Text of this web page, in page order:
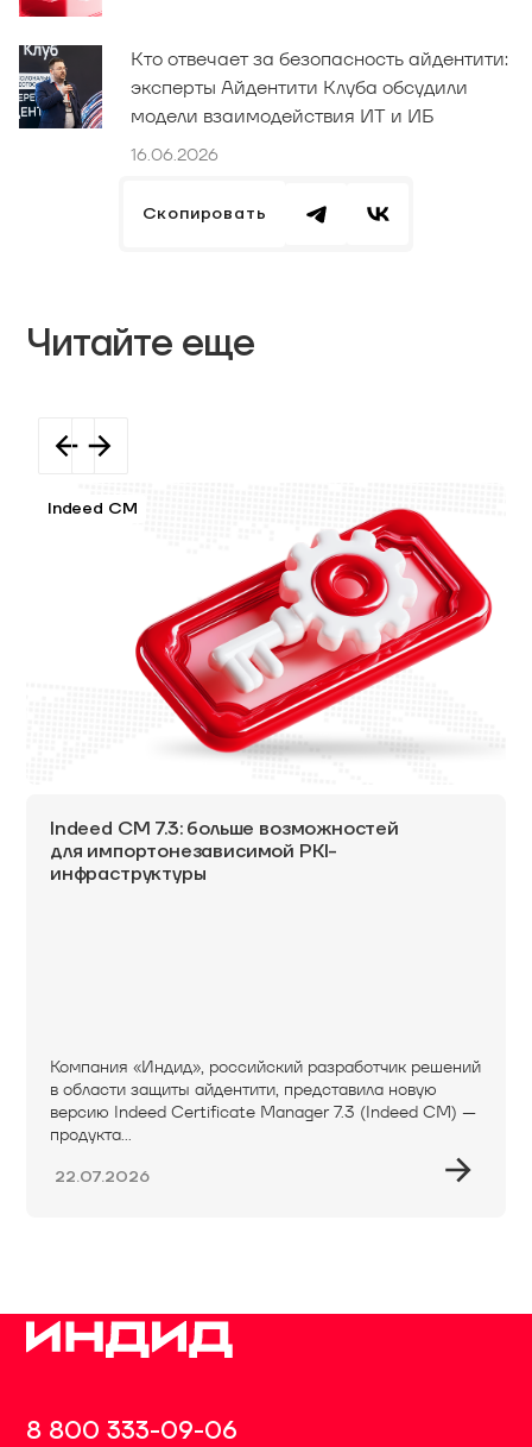
Кто отвечает за безопасность айдентити:
эксперты Айдентити Клуба обсудили
модели взаимодействия ИТ и ИБ
16.06.2026
Скопировать
Читайте еще
Indeed CM
Indeed CM 7.3: больше возможностей
для импортонезависимой PKI-
инфраструктуры
Компания «Индид», российский разработчик решений
в области защиты айдентити, представила новую
версию Indeed Certificate Manager 7.3 (Indeed CM) —
продукта...
22.07.2026
8 800 333-09-06